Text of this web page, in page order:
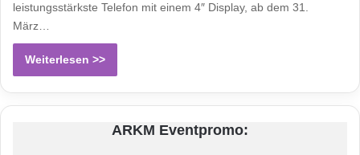
leistungsstärkste Telefon mit einem 4″ Display, ab dem 31.
März…
Weiterlesen >>
ARKM Eventpromo: